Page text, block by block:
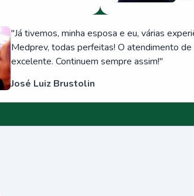
"Já tivemos, minha esposa e eu, várias
Medprev, todas perfeitas! O atendimento de
excelente. Continuem sempre assim!"
José Luiz Brustolin